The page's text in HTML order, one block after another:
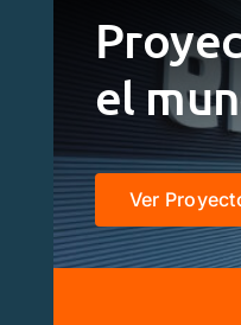
el
Ver